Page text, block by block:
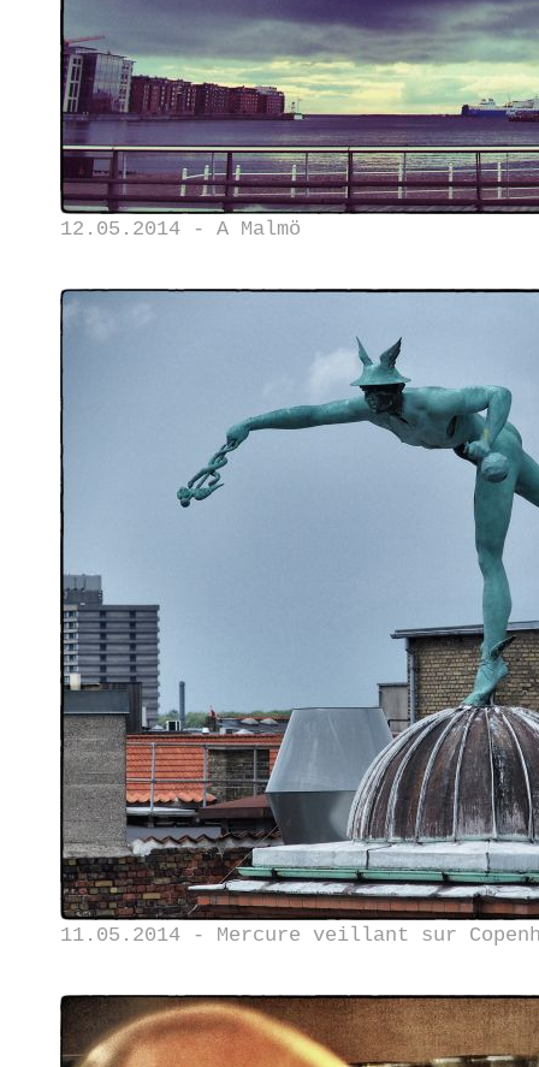
12.05.2014 - A Malmö
11.05.2014 - Mercure veillant sur